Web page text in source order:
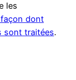
les
dont
sont traitées.